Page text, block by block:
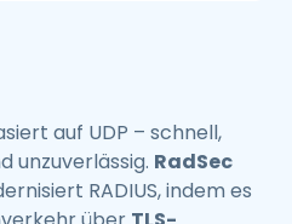
auf UDP – schnell,
unzuverlässig. RadSec
RADIUS, indem es